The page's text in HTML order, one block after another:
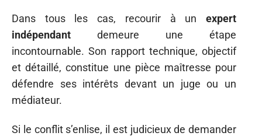
Dans tous les cas, recourir à un expert
indépendant demeure une étape
incontournable. Son rapport technique, objectif
et détaillé, constitue une pièce maîtresse pour
défendre ses intérêts devant un juge ou un
médiateur.
Si le conflit s’enlise, il est judicieux de demander